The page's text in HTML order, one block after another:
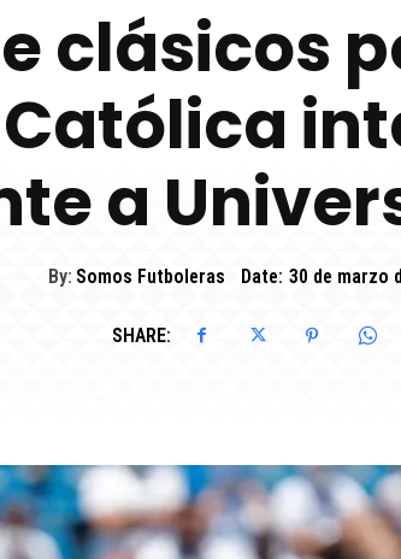
clásicos
a
By: Somos Futboleras Date: 30 de marzo
SHARE: